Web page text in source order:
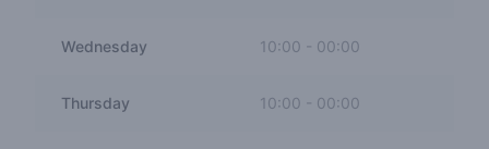
Wednesday 10:00 - 00:00
Thursday 10:00 00:00